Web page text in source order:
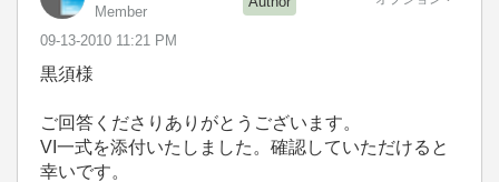
Member
‎09-13-2010 11:21 PM
黒須様
ご回答くださりありがとうございます。
VI一式を添付いたしました。確認していただけると
幸いです。